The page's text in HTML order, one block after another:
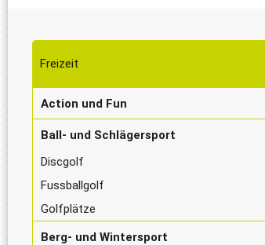
Freizeit
Action und Fun
Ball- und Schlägersport
Discgolf
Fussballgolf
Golfplätze
Berg- und Wintersport